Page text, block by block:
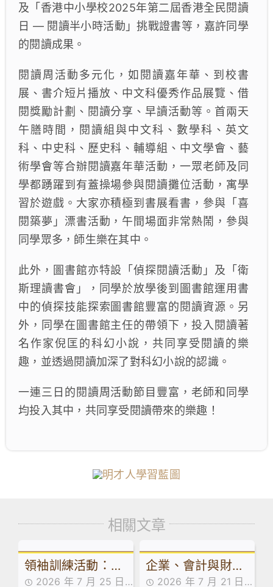
及「香港中小學校2025年第二屆香港全民閱讀
日 — 閱讀半小時活動」挑戰證書等，嘉許同學
的閱讀成果。
閱讀周活動多元化，如閱讀嘉年華、到校書
展、書介短片播放、中文科優秀作品展覽、借
閱獎勵計劃、閱讀分享、早讀活動等。首兩天
午膳時間，閱讀組與中文科、數學科、英文
科、中史科、歷史科、輔導組、中文學會、藝
術學會等合辦閱讀嘉年華活動，一眾老師及同
學都踴躍到有蓋操場參與閱讀攤位活動，寓學
習於遊戲。大家亦積極到書展看書，參與「喜
閱築夢」漂書活動，午間場面非常熱鬧，參與
同學眾多，師生樂在其中。
此外，圖書館亦特設「偵探閱讀活動」及「衛
斯理讀書會」，同學於放學後到圖書館運用書
中的偵探技能探索圖書館豐富的閱讀資源。另
外，同學在圖書館主任的帶領下，投入閱讀著
名作家倪匡的科幻小說，共同享受閱讀的樂
趣，並透過閱讀加深了對科幻小說的認識。
一連三日的閱讀周活動節目豐富，老師和同學
均投入其中，共同享受閱讀帶來的樂趣！
相關文章
領袖訓練活動：訓
2026 年 7 月 25 日
企業、會計與財務
2026 年 7 月 21 日